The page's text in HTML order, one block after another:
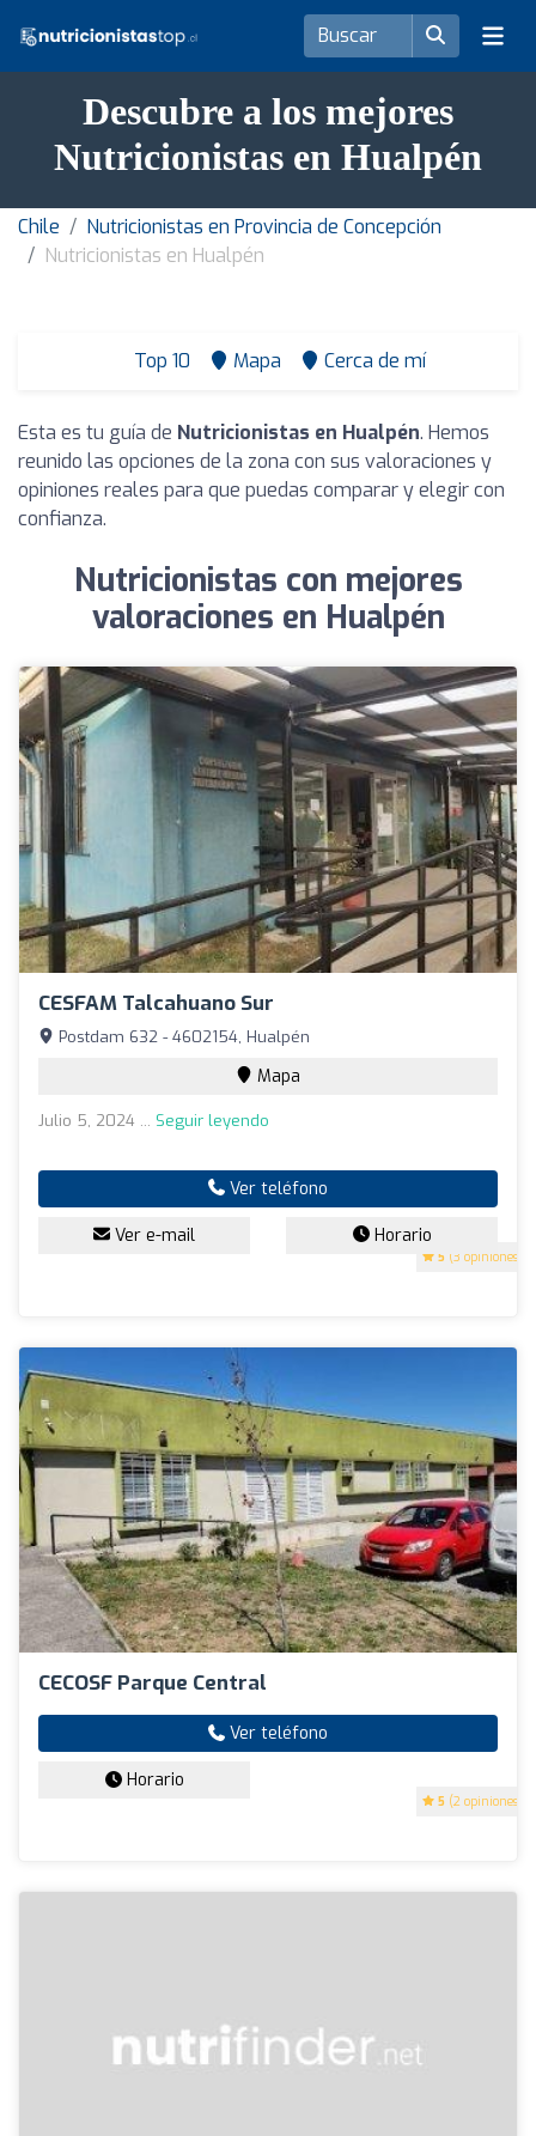
Descubre a los mejores
Nutricionistas en Hualpén
Chile
Nutricionistas en Provincia de Concepción
Nutricionistas en Hualpén
Top 10 Mapa Cerca de mí
Esta es tu guía de Nutricionistas en Hualpén. Hemos
reunido las opciones de la zona con sus valoraciones y
opiniones reales para que puedas comparar y elegir con
confianza.
Nutricionistas con mejores
valoraciones en Hualpén
CESFAM Talcahuano Sur
5 (3 opiniones)
Postdam 632 - 4602154, Hualpén
Mapa
Julio 5, 2024 ... Seguir leyendo
Ver teléfono
Ver e-mail Horario
CECOSF Parque Central
5 (2 opiniones)
Ver teléfono
Horario